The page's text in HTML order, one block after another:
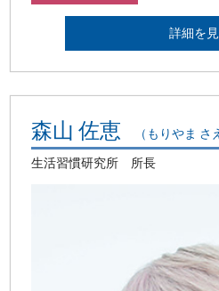
詳細を
森山 佐恵 （もりやま さ
生活習慣研究所 所長